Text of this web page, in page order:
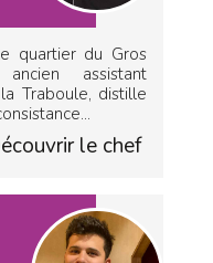
quartier du Gros
assistant
Traboule, distille
le chef